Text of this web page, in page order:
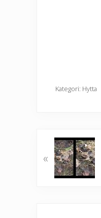
Kategori: Hytta
r
«